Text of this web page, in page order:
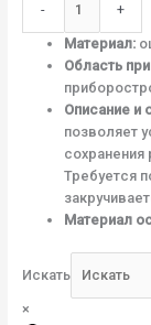
- +
Материал:
Область
Описание и
позволяет
сохранения
Требуется
Материал
Искать
×